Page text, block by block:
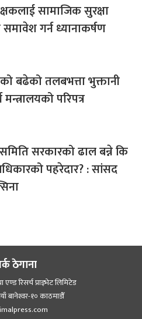
सामाजिक सुरक्षा
गर्न ध्यानाकर्षण
बढेको तलबभत्ता भुक्तानी
मन्त्रालयको परिपत्र
सरकारको ढाल बन्ने कि
पहरेदार? : सांसद
ठेगाना
एण्ड रिसर्च प्राइभेट लिमिटेड
बानेश्‍वर-१० काठमाडौँ